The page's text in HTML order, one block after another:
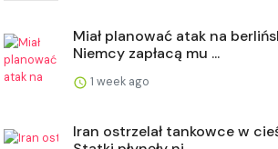
Miał planować atak na
Niemcy zapłacą mu ...
1 week ago
Iran ostrzelał tankowce w